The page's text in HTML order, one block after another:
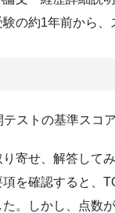
の約1年前から、
ストの基準スコ
寄せ、解答して
を確認すると、
。しかし、点数